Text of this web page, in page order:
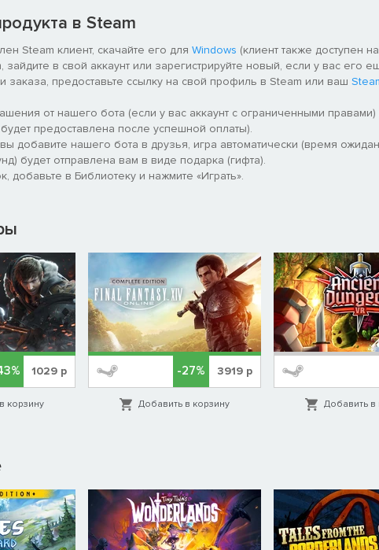
в Steam
Steam клиент, скачайте его для Windows (клиент также доступен на
зайдите в свой аккаунт или зарегистрируйте новый, если у вас его
предоставьте ссылку на свой профиль в Steam или ваш
от нашего бота (если у вас аккаунт с ограниченными
предоставлена после успешной оплаты).
добавите нашего бота в друзья, игра автоматически (время
будет отправлена вам в виде подарка (гифта).
добавьте в Библиотеку и нажмите «Играть».
1029 р
корзину
-27% 3919 р
Добавить в корзину Добавить в